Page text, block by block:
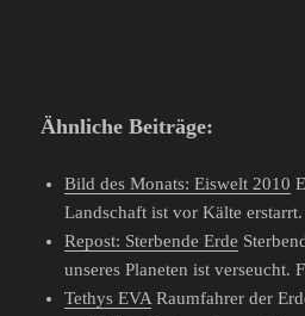
Ähnliche Beiträge:
Bild des Monats: Eiswelt 2010
Landschaft ist vor Kälte erstarrt.
Repost: Sterbende Erde
unseres Planeten ist verseucht.
Tethys EVA Raumfahrer der